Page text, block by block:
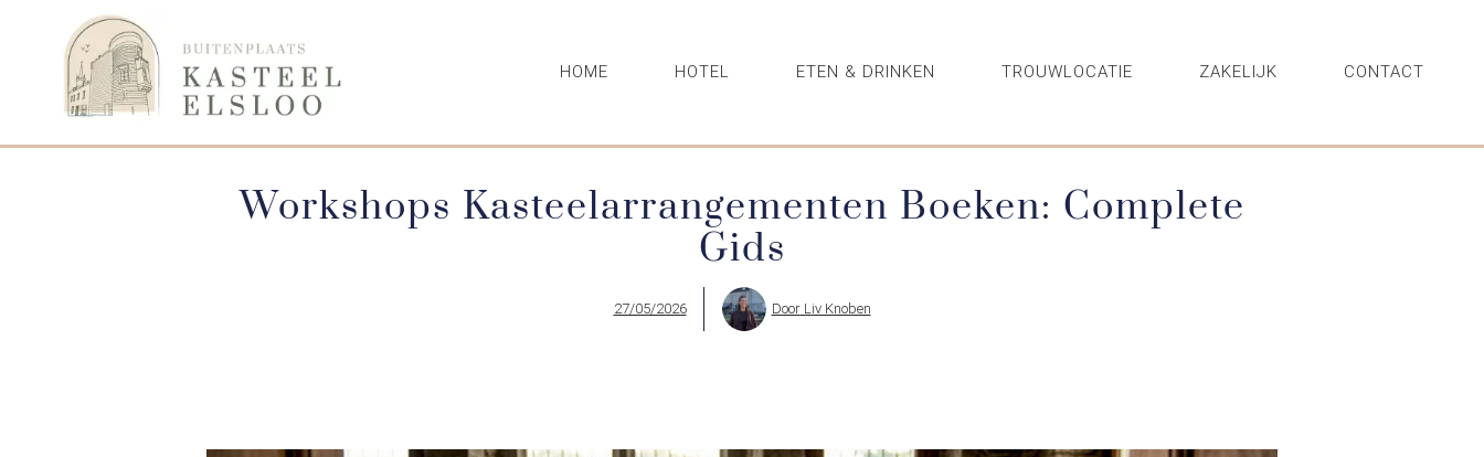
HOME HOTEL ETEN & DRINKEN TROUWLOCATIE ZAKELIJK CONTACT
Workshops Kasteelarrangementen Boeken: Complete
Gids
27/05/2026 DoorLiv Knoben